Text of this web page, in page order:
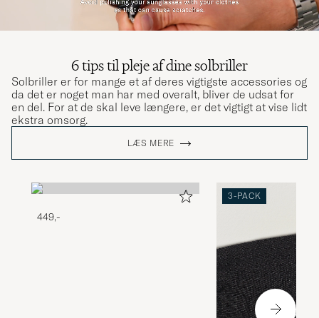
6 tips til pleje af dine solbriller
Solbriller er for mange et af deres vigtigste accessories og
da det er noget man har med overalt, bliver de udsat for
en del. For at de skal leve længere, er det vigtigt at vise lidt
ekstra omsorg.
LÆS MERE
449,-
3-PACK